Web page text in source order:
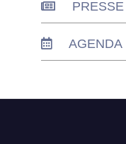
PRESSE
AGENDA